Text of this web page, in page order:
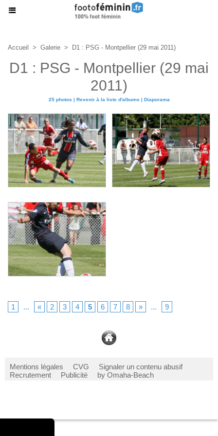
Accueil > Galerie > D1 : PSG - Montpellier (29 mai 2011)
D1 : PSG - Montpellier (29 mai
2011)
25 photos | Revenir à la liste d'albums | Diaporama
1 ... « 2 3 4 5 6 7 8 » ... 9
Mentions légales CVG
Signaler un contenu abusif
Recrutement
Publicité by Omaha-Beach